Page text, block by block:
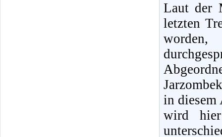
Laut der
letzten
in diesem
wird hier